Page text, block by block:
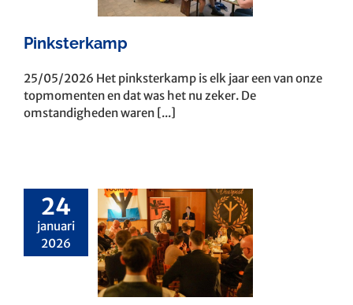
Pinksterkamp
25/05/2026 Het pinksterkamp is elk jaar een van onze
topmomenten en dat was het nu zeker. De
omstandigheden waren [...]
24
januari
2026